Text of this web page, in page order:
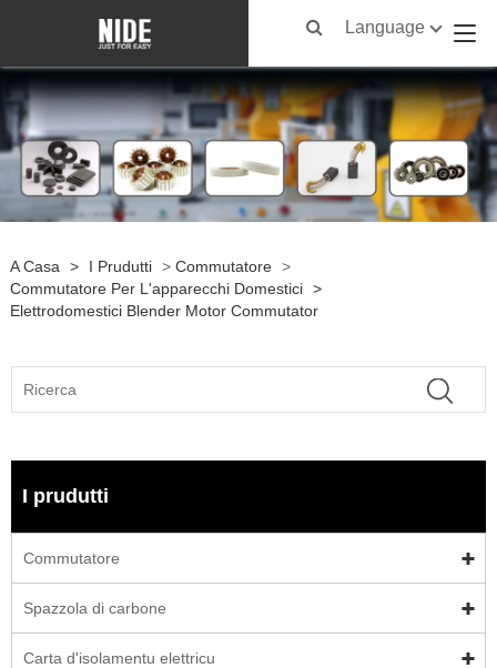
Language
A Casa > I Prudutti > Commutatore >
Commutatore Per L'apparecchi Domestici >
Elettrodomestici Blender Motor Commutator
I prudutti
Commutatore
Spazzola di carbone
Carta d'isolamentu elettricu